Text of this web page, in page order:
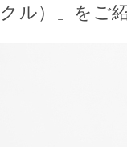
クル）」をご